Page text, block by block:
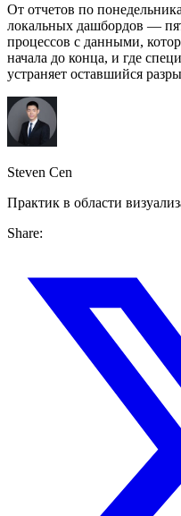
От отчетов по
локальных дашбордов —
процессов с данными,
начала до конца, и где
устраняет оставшийся
Steven Cen
Практик в области
Share: